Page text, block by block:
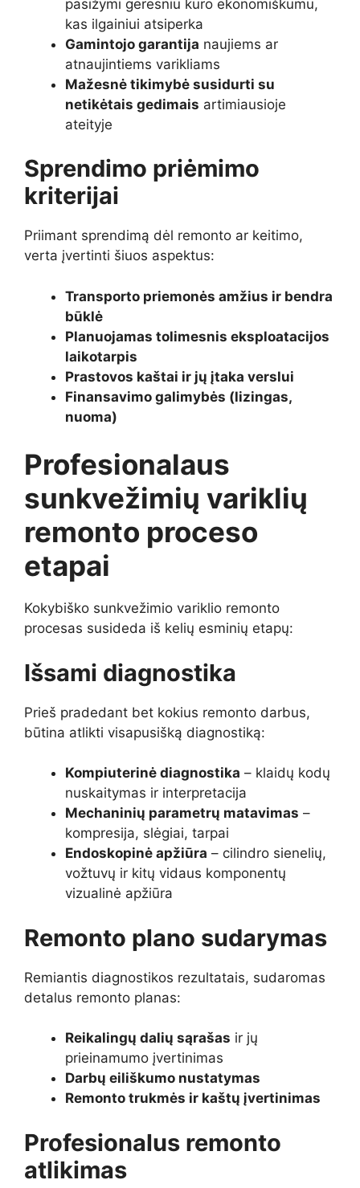
pasižymi geresniu kuro ekonomiškumu,
kas ilgainiui atsiperka
Gamintojo garantija naujiems ar
atnaujintiems varikliams
Mažesnė tikimybė susidurti su
netikėtais gedimais artimiausioje
ateityje
Sprendimo priėmimo
kriterijai
Priimant sprendimą dėl remonto ar keitimo,
verta įvertinti šiuos aspektus:
Transporto priemonės amžius ir bendra
būklė
Planuojamas tolimesnis eksploatacijos
laikotarpis
Prastovos kaštai ir jų įtaka verslui
Finansavimo galimybės (lizingas,
nuoma)
Profesionalaus
sunkvežimių variklių
remonto proceso
etapai
Kokybiško sunkvežimio variklio remonto
procesas susideda iš kelių esminių etapų:
Išsami diagnostika
Prieš pradedant bet kokius remonto darbus,
būtina atlikti visapusišką diagnostiką:
Kompiuterinė diagnostika – klaidų kodų
nuskaitymas ir interpretacija
Mechaninių parametrų matavimas –
kompresija, slėgiai, tarpai
Endoskopinė apžiūra – cilindro sienelių,
vožtuvų ir kitų vidaus komponentų
vizualinė apžiūra
Remonto plano sudarymas
Remiantis diagnostikos rezultatais, sudaromas
detalus remonto planas:
Reikalingų dalių sąrašas ir jų
prieinamumo įvertinimas
Darbų eiliškumo nustatymas
Remonto trukmės ir kaštų įvertinimas
Profesionalus remonto
atlikimas